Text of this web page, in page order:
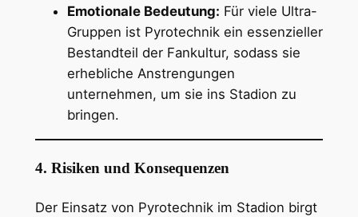
Emotionale Bedeutung: Für viele Ultra-
Gruppen ist Pyrotechnik ein essenzieller
Bestandteil der Fankultur, sodass sie
erhebliche Anstrengungen
unternehmen, um sie ins Stadion zu
bringen.
4. Risiken und Konsequenzen
Der Einsatz von Pyrotechnik im Stadion birgt